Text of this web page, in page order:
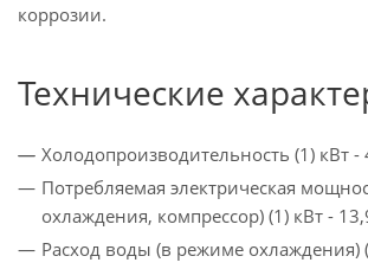
коррозии.
Технические
Холодопроизводительность (1) кВт -
Потребляемая электрическая
охлаждения, компрессор) (1) кВт -
Расход воды (в режиме охлаждения)